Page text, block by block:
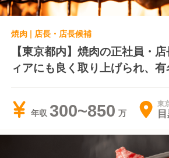
焼肉 | 店長・店長候補
【東京都内】焼肉の正社員・
ィアにも良く取り上げられ、
企業です。高給与、月9休み以
資格取得制度、引越サポート、
面が非常に充実していていま
年収 300~850 東